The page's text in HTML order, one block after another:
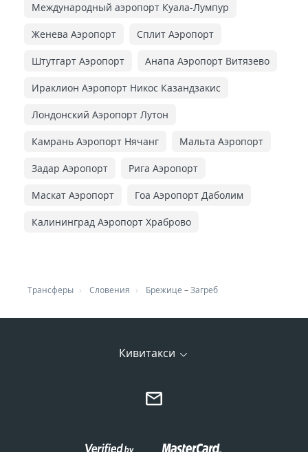
Международный аэропорт Куала-Лумпур
Женева Аэропорт Сплит Аэропорт
Штутгарт Аэропорт Анапа Аэропорт Витязево
Ираклион Аэропорт Никос Казандзакис
Лондонский Аэропорт Лутон
Камрань Аэропорт Нячанг Мальта Аэропорт
Задар Аэропорт Рига Аэропорт
Маскат Аэропорт Гоа Аэропорт Даболим
Калининград Аэропорт Храброво
Трансферы Словения Брежице –Загреб
Кивитакси